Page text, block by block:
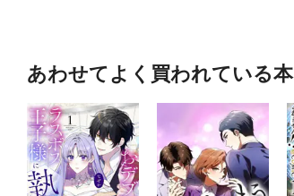
あわせてよく買われている本